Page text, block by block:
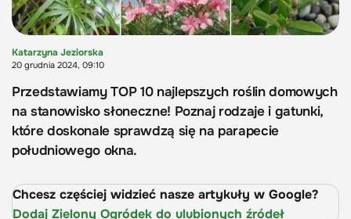
Katarzyna Jeziorska
20 grudnia 2024, 09:10
Przedstawiamy TOP 10 najlepszych roślin domowych
na stanowisko słoneczne! Poznaj rodzaje i gatunki,
które doskonale sprawdzą się na parapecie
południowego okna.
Chcesz częściej widzieć nasze artykuły w Google?
Dodaj Zielony Ogródek do ulubionych źródeł